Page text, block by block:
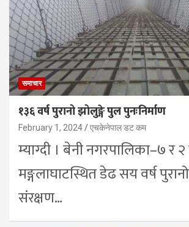
समाचार
१३६ वर्ष पुरानो झोलुङ्गे पुल पुनःनिर्माण
February 1, 2024 एचकेनेपाल डट कम
म्याग्दी । बेनी नगरपालिका–७ र
मङ्गलाघाटस्थित डेढ सय वर्ष
संरक्षण…